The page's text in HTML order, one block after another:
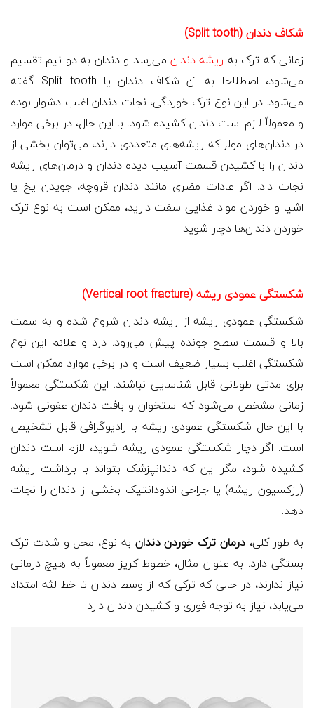
شکاف دندان (Split tooth)
زمانی که ترک به ریشه دندان می‌رسد و دندان به دو نیم تقسیم
می‌شود، اصطلاحا به آن شکاف دندان یا Split tooth گفته
می‌شود. در این نوع ترک خوردگی، نجات دندان اغلب دشوار بوده
و معمولاً لازم است دندان کشیده شود. با این حال، در برخی موارد
در دندان‌های مولر که ریشه‌های متعددی دارند، می‌توان بخشی از
دندان را با کشیدن قسمت آسیب دیده دندان و درمان‌های ریشه
نجات داد. اگر عادات مضری مانند دندان قروچه، جویدن یخ یا
اشیا و خوردن مواد غذایی سفت دارید، ممکن است به نوع ترک
خوردن دندان‌ها دچار شوید.
شکستگی عمودی ریشه (Vertical root fracture)
شکستگی عمودی ریشه از ریشه دندان شروع شده و به سمت
بالا و قسمت سطح جونده پیش می‌رود. درد و علائم این نوع
شکستگی اغلب بسیار ضعیف است و در برخی موارد ممکن است
برای مدتی طولانی قابل شناسایی نباشند. این شکستگی معمولاً
زمانی مشخص می‌شود که استخوان و بافت دندان عفونی شود.
با این حال شکستگی عمودی ریشه با رادیوگرافی قابل تشخیص
است. اگر دچار شکستگی عمودی ریشه شوید، لازم است دندان
کشیده شود، مگر این که دندانپزشک بتواند با برداشت ریشه
(رزکسیون ریشه) یا جراحی اندودانتیک بخشی از دندان را نجات
دهد.
به طور کلی،درمان ترک خوردن دندان به نوع، محل و شدت ترک
بستگی دارد. به عنوان مثال، خطوط کریز معمولاً به هیچ درمانی
نیاز ندارند، در حالی که ترکی که از وسط دندان تا خط لثه امتداد
می‌یابد، نیاز به توجه فوری و کشیدن دندان دارد.